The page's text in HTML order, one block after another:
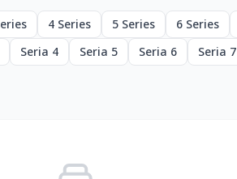
4 Series 5 Series 6 Series
Seria 4 Seria 5 Seria 6 Seria 7